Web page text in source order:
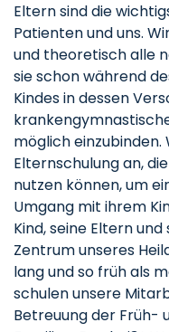
Eltern sind die
Patienten und uns.
und theoretisch alle
sie schon während
Kindes in dessen
möglich
Elternschulung an,
nutzen können, um
Umgang mit ihrem
Kind, seine Eltern
Zentrum unseres
lang und so früh als
schulen unsere
Betreuung der Früh-